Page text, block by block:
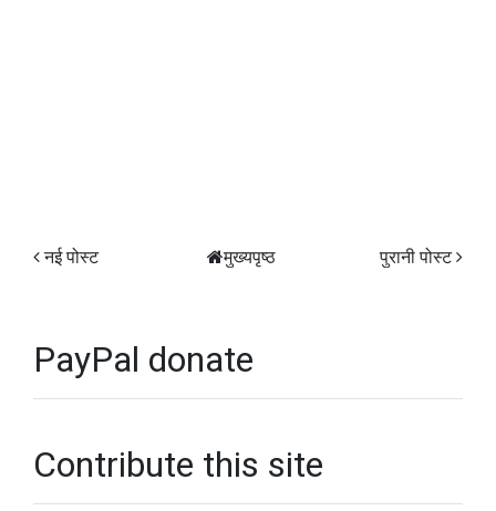
नई पोस्ट पुरानी पोस्ट
मुख्यपृष्ठ
PayPal donate
Contribute this site